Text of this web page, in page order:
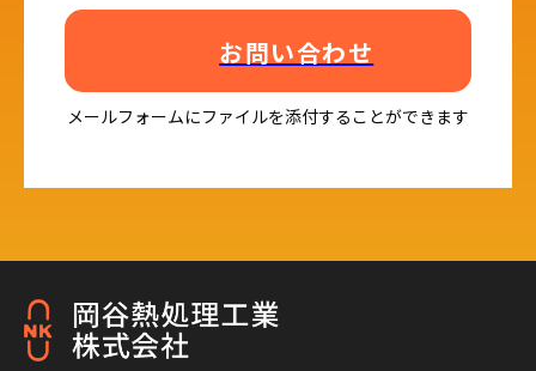
お問い合わせ
メールフォームにファイルを添付することができます